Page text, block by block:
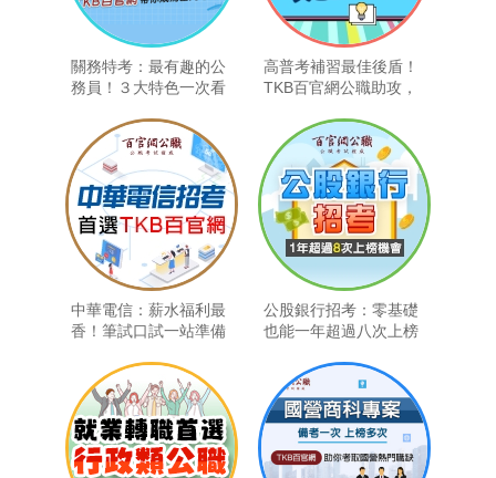
關務特考：最有趣的公
務員！３大特色一次看
高普考補習最佳後盾！
TKB百官網公職助攻，
中華電信：薪水福利最
香！筆試口試一站準備
公股銀行招考：零基礎
也能一年超過八次上榜